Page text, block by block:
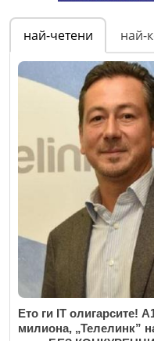
най-четени най-
Ето ги IT олигарсите!
милиона, „Телелинк”